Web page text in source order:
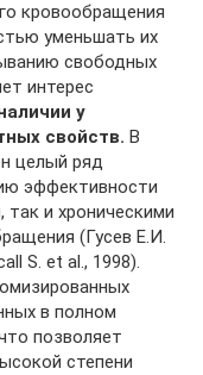
кровообращения
уменьшать их
свободных
интерес
у
свойств. В
целый ряд
эффективности
и хроническими
(Гусев Е.И.
S. et al., 1998).
в полном
позволяет
степени